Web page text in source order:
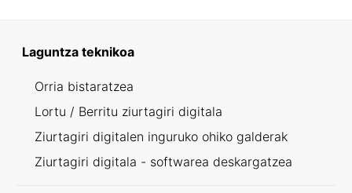
Laguntza teknikoa
Orria bistaratzea
Lortu / Berritu ziurtagiri digitala
Ziurtagiri digitalen inguruko ohiko galderak
Ziurtagiri digitala - softwarea deskargatzea